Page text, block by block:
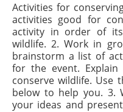
Activities for
activities good for
activity in order of
wildlife. 2. Work in
brainstorm a list of
for the event.
conserve wildlife. Use
below to help you. 3.
your ideas and